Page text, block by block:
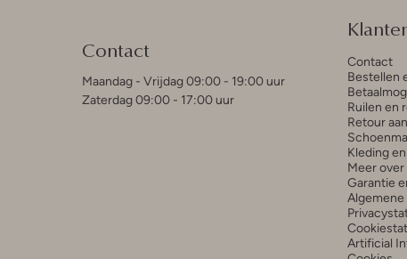
Contact
Maandag - Vrijdag 09:00 - 19:00 uur
Zaterdag 09:00 - 17:00 uur
Contact
Bestellen
Ruilen en
Retour
Kleding
Meer
Garantie
Algemene
Artificial